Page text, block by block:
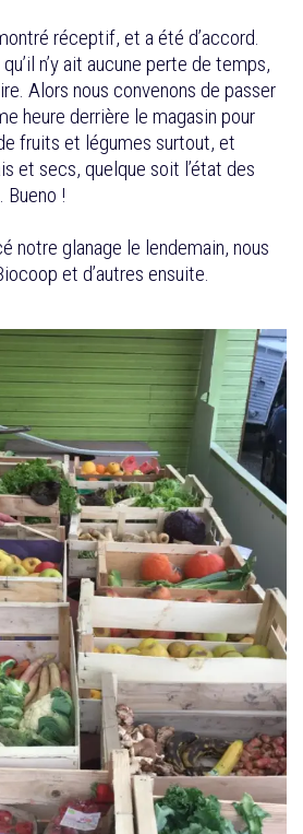
réceptif, et a été d’accord.
n’y ait aucune perte de temps,
Alors nous convenons de passer
heure derrière le magasin pour
fruits et légumes surtout, et
et secs, quelque soit l’état des
!
notre glanage le lendemain, nous
et d’autres ensuite.